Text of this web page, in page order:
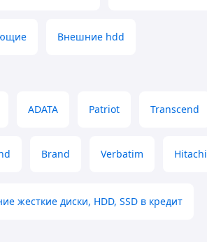
Внешние hdd
ADATA Patriot Transcend
Brand Verbatim Hitachi
жесткие диски, HDD, SSD в кредит